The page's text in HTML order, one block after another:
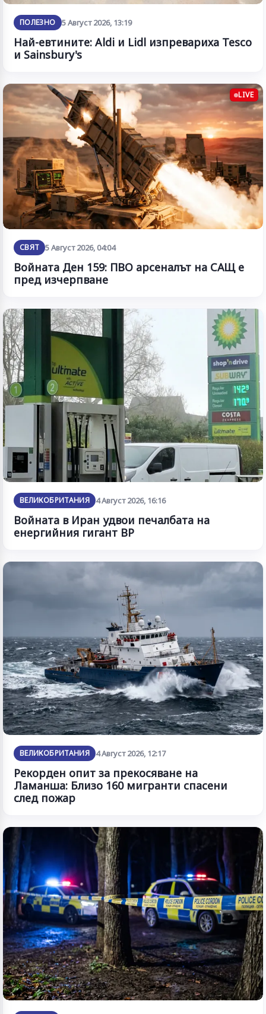
ПОЛЕЗНО 5 Август 2026, 13:19
Най-евтините: Aldi и Lidl изпревариха Tesco
и Sainsbury's
LIVE
СВЯТ 5 Август 2026, 04:04
Войната Ден 159: ПВО арсеналът на САЩ е
пред изчерпване
ВЕЛИКОБРИТАНИЯ 4 Август 2026, 16:16
Войната в Иран удвои печалбата на
енергийния гигант BP
ВЕЛИКОБРИТАНИЯ 4 Август 2026, 12:17
Рекорден опит за прекосяване на
Ламанша: Близо 160 мигранти спасени
след пожар